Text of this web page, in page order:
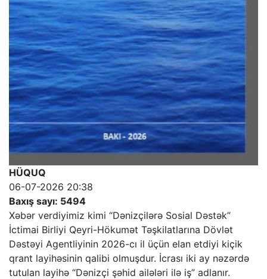
HÜQUQ
06-07-2026 20:38
Baxış sayı: 5494
Xəbər verdiyimiz kimi “Dənizçilərə Sosial Dəstək”
İctimai Birliyi Qeyri-Hökumət Təşkilatlarına Dövlət
Dəstəyi Agentliyinin 2026-cı il üçün elan etdiyi kiçik
qrant layihəsinin qalibi olmuşdur. İcrası iki ay nəzərdə
tutulan layihə “Dənizçi şəhid ailələri ilə iş” adlanır.